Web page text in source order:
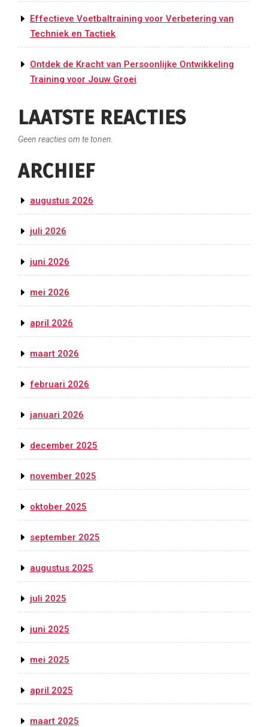
Effectieve Voetbaltraining voor Verbetering van
Techniek en Tactiek
Ontdek de Kracht van Persoonlijke Ontwikkeling
Training voor Jouw Groei
LAATSTE REACTIES
Geen reacties om te tonen.
ARCHIEF
augustus 2026
juli 2026
juni 2026
mei 2026
april 2026
maart 2026
februari 2026
januari 2026
december 2025
november 2025
oktober 2025
september 2025
augustus 2025
juli 2025
juni 2025
mei 2025
april 2025
maart 2025